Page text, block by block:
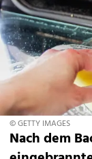
© GETTY IMAGES
Nach dem